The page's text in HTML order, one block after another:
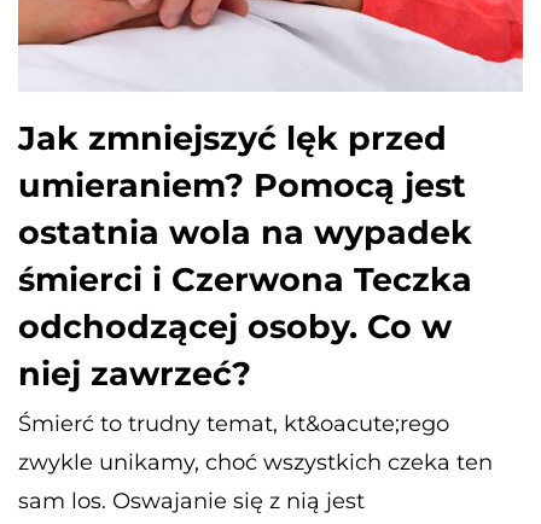
Jak zmniejszyć lęk przed
umieraniem? Pomocą jest
ostatnia wola na wypadek
śmierci i Czerwona Teczka
odchodzącej osoby. Co w
niej zawrzeć?
Śmierć to trudny temat, kt&oacute;rego
zwykle unikamy, choć wszystkich czeka ten
sam los. Oswajanie się z nią jest